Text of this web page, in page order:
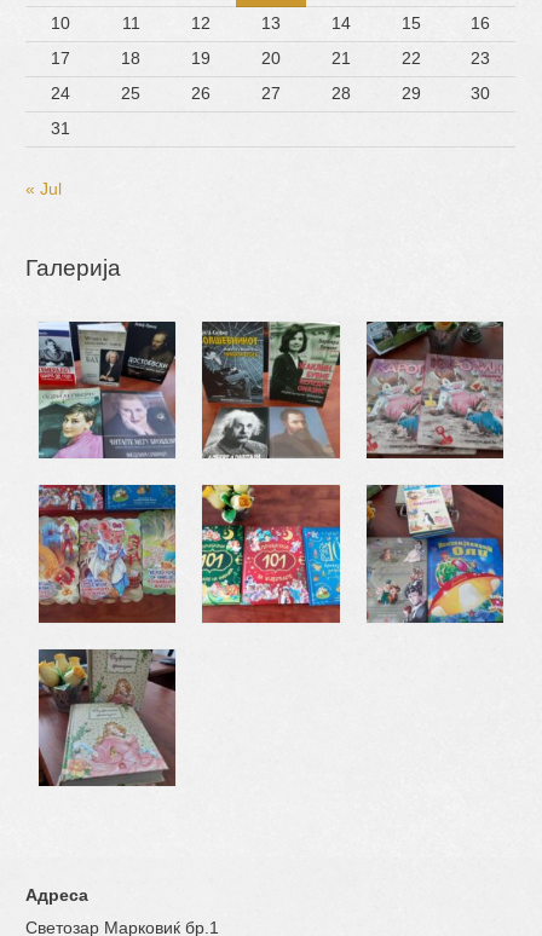
10
11 12 13 14 15
16
17
18 19 20 21 22
23
24
25 26 27 28 29
30
31
« Jul
Галерија
Адреса
Светозар Марковиќ бр.1